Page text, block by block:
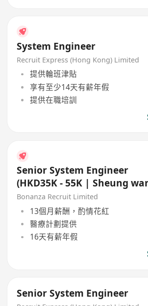
System Engineer
Recruit Express (Hong Kong) Limited
提供輪班津貼
享有至少14天有薪年假
提供在職培訓
Senior System Engineer
(HKD35K - 55K | Sheung
day work)
Bonanza Recruit Limited
13個月薪酬，酌情花紅
醫療計劃提供
16天有薪年假
Senior System Engineer